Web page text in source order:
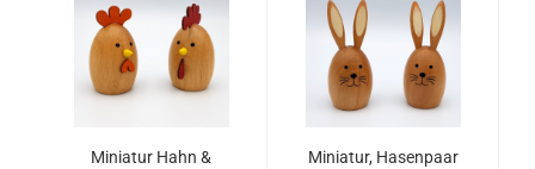
Miniatur Hahn &
Miniatur, Hasenpaar